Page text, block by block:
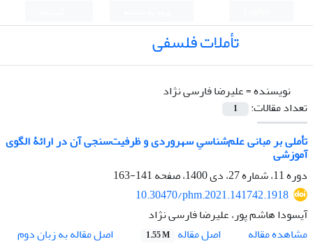
تأملات فلسفی
نویسنده =علیرضا فارسی نژاد
تعداد مقالات:
1
تأملی بر مبانی علم‌شناسیِ سهروردی و ظرفیت‌سنجی آن در ارائۀ الگوی
آموزشی
دوره 11، شماره 27، دی 1400، صفحه
141-163
10.30470/phm.2021.141742.1918
آیسودا هاشم پور، علیرضا فارسی نژاد
مشاهده مقاله
اصل مقاله 1.55 M اصل مقاله به زبان دوم